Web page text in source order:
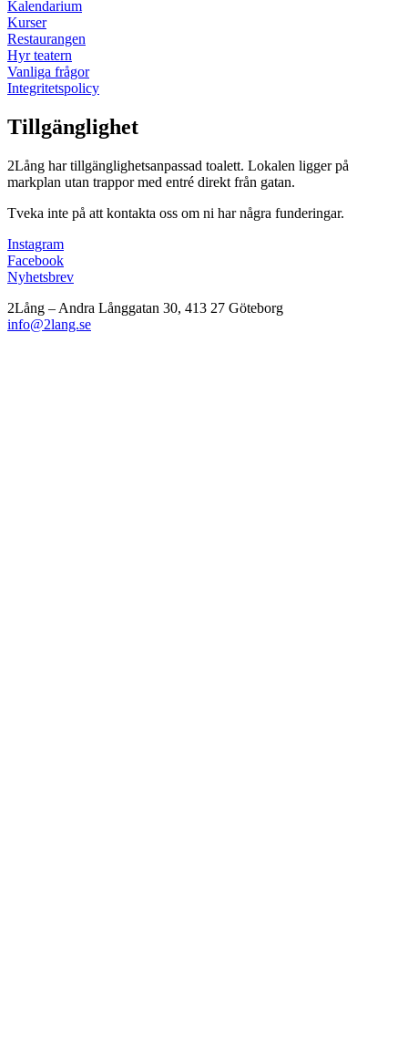
Kalendarium
Kurser
Restaurangen
Hyr teatern
Vanliga frågor
Integritetspolicy
Tillgänglighet
2Lång har tillgänglighetsanpassad toalett. Lokalen ligger på
markplan utan trappor med entré direkt från gatan.
Tveka inte på att kontakta oss om ni har några funderingar.
Instagram
Facebook
Nyhetsbrev
2Lång – Andra Långgatan 30, 413 27 Göteborg
info@2lang.se